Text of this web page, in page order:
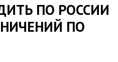
ПО РОССИИ
ПО